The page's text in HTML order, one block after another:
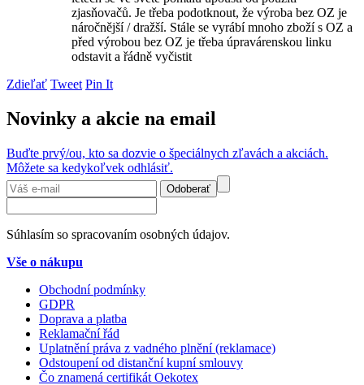
zjasňovačů. Je třeba podotknout, že výroba bez OZ je
náročnější / dražší. Stále se vyrábí mnoho zboží s OZ a
před výrobou bez OZ je třeba úpravárenskou linku
odstavit a řádně vyčistit
Zdieľať Tweet Pin It
Novinky a akcie na email
Buďte prvý/ou, kto sa dozvie o špeciálnych zľavách a akciách.
Môžete sa kedykoľvek odhlásiť.
Odoberať
Súhlasím so spracovaním osobných údajov.
Vše o nákupu
Obchodní podmínky
GDPR
Doprava a platba
Reklamační řád
Uplatnění práva z vadného plnění (reklamace)
Odstoupení od distanční kupní smlouvy
Čo znamená certifikát Oekotex